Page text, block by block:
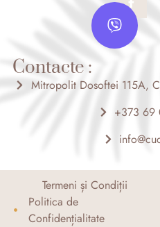
c
b
o
f
V
i
b
e
Contacte :
Mitropolit Dosoftei 115A,
+373
Termeni și Condiții
Politica de
Confidențialitate